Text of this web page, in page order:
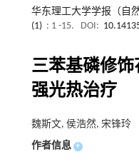
华东理工大学学报（自
(1) : 1 -15. DOI:
三苯基磷修饰
强光热治疗
魏斯文, 侯浩然, 宋锋玲
作者信息 +